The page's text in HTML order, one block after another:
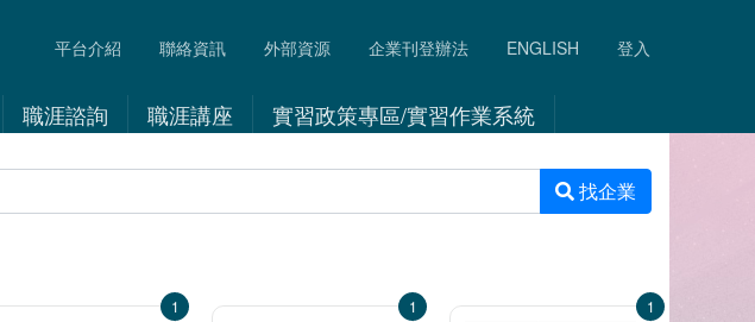
平台介紹 聯絡資訊 外部資源 企業刊登辦法 ENGLISH 登入
職涯諮詢 職涯講座 實習政策專區/實習作業系統
找企業
1 1 1